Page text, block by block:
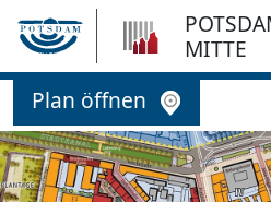
MITTE
Plan öffnen